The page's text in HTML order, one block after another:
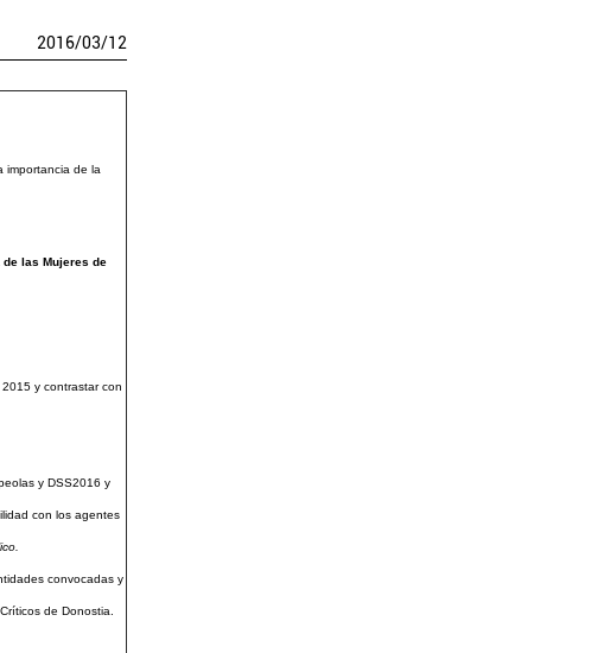
2016/03/12
importancia de la
de las Mujeres de
y contrastar con
y DSS2016 y
con los agentes
convocadas y
de Donostia.